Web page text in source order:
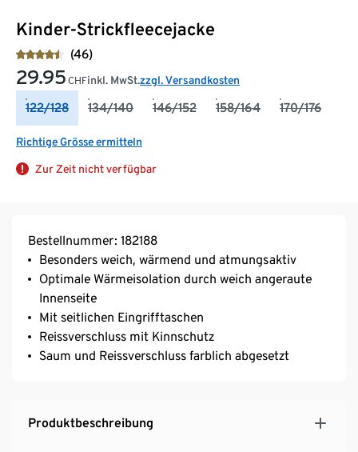
Kinder-Strickfleecejacke
(46)
29.95 CHFinkl. MwSt.zzgl. Versandkosten
122/128 134/140 146/152 158/164 170/176
Richtige Grösse ermitteln
Zur Zeit nicht verfügbar
Bestellnummer: 182188
Besonders weich, wärmend und atmungsaktiv
Optimale Wärmeisolation durch weich angeraute
Innenseite
Mit seitlichen Eingrifftaschen
Reissverschluss mit Kinnschutz
Saum und Reissverschluss farblich abgesetzt
Produktbeschreibung